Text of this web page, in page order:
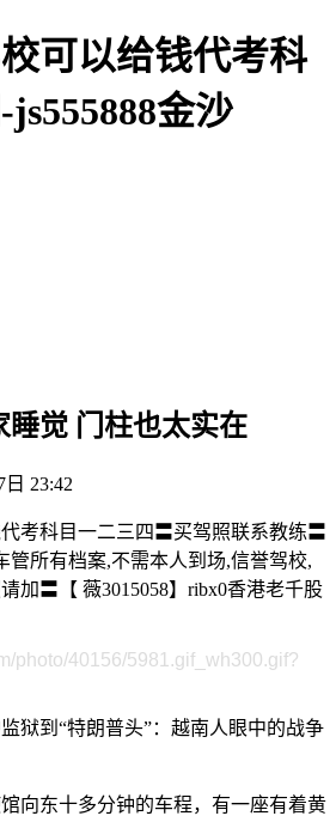
可以给钱代考科
js555888金沙
睡觉 门柱也太实在
23:42
考科目一二三四〓买驾照联系教练〓
管所有档案,不需本人到场,信誉驾校,
加〓【 薇3015058】ribx0香港老千股
photo/40156/5981.gif_wh300.gif?
狱到“特朗普头”：越南人眼中的战争
东十多分钟的车程，有一座有着黄